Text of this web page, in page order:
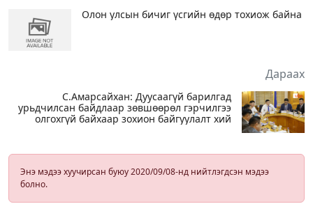
Олон улсын бичиг үсгийн өдөр тохиож байна
Дараах
С.Амарсайхан: Дуусаагүй барилгад
урьдчилсан байдлаар зөвшөөрөл гэрчилгээ
олгохгүй байхаар зохион байгуулалт хий
Энэ мэдээ хуучирсан буюу 2020/09/08-нд нийтлэгдсэн мэдээ
болно.